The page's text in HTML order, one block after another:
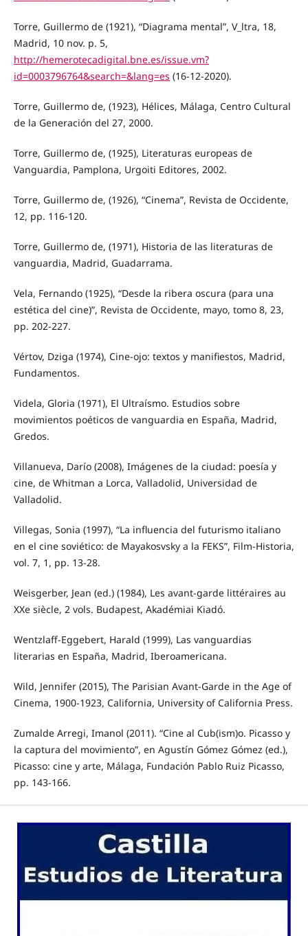
Torre, Guillermo de (1921), “Diagrama mental”, V_ltra, 18,
Madrid, 10 nov. p. 5,
http://hemerotecadigital.bne.es/issue.vm?
id=0003796764&search=&lang=es (16-12-2020).
Torre, Guillermo de, (1923), Hélices, Málaga, Centro Cultural
de la Generación del 27, 2000.
Torre, Guillermo de, (1925), Literaturas europeas de
Vanguardia, Pamplona, Urgoiti Editores, 2002.
Torre, Guillermo de, (1926), “Cinema”, Revista de Occidente,
12, pp. 116-120.
Torre, Guillermo de, (1971), Historia de las literaturas de
vanguardia, Madrid, Guadarrama.
Vela, Fernando (1925), “Desde la ribera oscura (para una
estética del cine)”, Revista de Occidente, mayo, tomo 8, 23,
pp. 202-227.
Vértov, Dziga (1974), Cine-ojo: textos y manifiestos, Madrid,
Fundamentos.
Videla, Gloria (1971), El Ultraísmo. Estudios sobre
movimientos poéticos de vanguardia en España, Madrid,
Gredos.
Villanueva, Darío (2008), Imágenes de la ciudad: poesía y
cine, de Whitman a Lorca, Valladolid, Universidad de
Valladolid.
Villegas, Sonia (1997), “La influencia del futurismo italiano
en el cine soviético: de Mayakosvsky a la FEKS”, Film-Historia,
vol. 7, 1, pp. 13-28.
Weisgerber, Jean (ed.) (1984), Les avant-garde littéraires au
XXe siècle, 2 vols. Budapest, Akadémiai Kiadó.
Wentzlaff-Eggebert, Harald (1999), Las vanguardias
literarias en España, Madrid, Iberoamericana.
Wild, Jennifer (2015), The Parisian Avant-Garde in the Age of
Cinema, 1900-1923, California, University of California Press.
Zumalde Arregi, Imanol (2011). “Cine al Cub(ism)o. Picasso y
la captura del movimiento”, en Agustín Gómez Gómez (ed.),
Picasso: cine y arte, Málaga, Fundación Pablo Ruiz Picasso,
pp. 143-166.